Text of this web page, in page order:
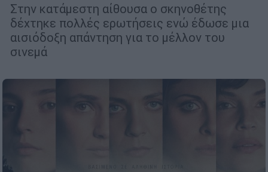
Στην κατάμεστη αίθουσα ο σκηνοθέτης
δέχτηκε πολλές ερωτήσεις ενώ έδωσε μια
αισιόδοξη απάντηση για το μέλλον του
σινεμά